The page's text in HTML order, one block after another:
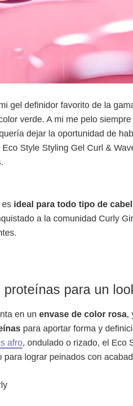
gel definidor favorito de la
verde. A mi me pelo
dejar la oportunidad de
Style Styling Gel Curl &
.
es ideal para todo tipo de
a la comunidad Curly
proteínas para un
en un envase de color rosa,
para aportar forma y
afro, ondulado o rizado, el Eco
para lograr peinados con